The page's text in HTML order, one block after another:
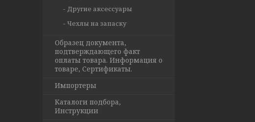
Другие аксессуары
Чехлы на запаску
Образец документа,
подтверждающего факт
оплаты товара. Информация о
товаре, Сертификаты.
Импортеры
Каталоги подбора,
Инструкции